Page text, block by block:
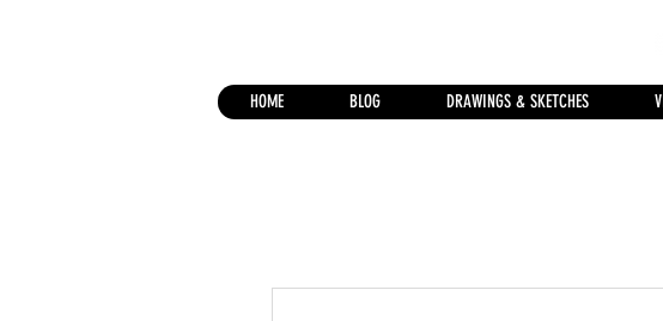
HOME BLOG DRAWINGS & SKETCHES